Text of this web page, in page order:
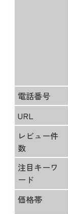
電話番号
URL
レビュー件
数
注目キーワ
ード
価格帯